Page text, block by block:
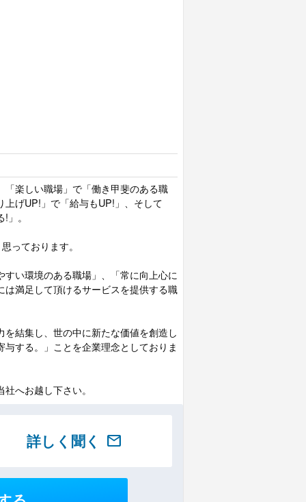
楽しい職場」で「働き甲斐のある職
げUP!」で「給与もUP!」、そして
」。
っております。
い環境のある職場」、「常に向上心に
満足して頂けるサービスを提供する職
結集し、世の中に新たな価値を創造し
する。」ことを企業理念としておりま
へお越し下さい。
詳しく聞く mail